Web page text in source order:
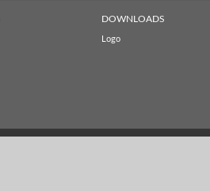
DOWNLOADS
Logo